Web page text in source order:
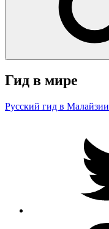
Гид в мире
Русский гид в Малайзии